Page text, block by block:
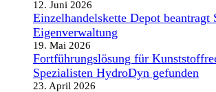
12. Juni 2026
Einzelhandelskette Depot beantragt
Eigenverwaltung
19. Mai 2026
Fortführungslösung für
Spezialisten HydroDyn gefunden
23. April 2026